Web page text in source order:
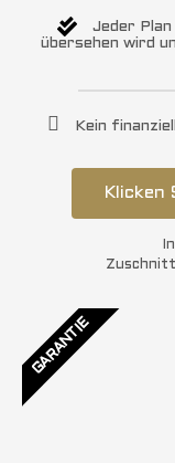
Jeder
übersehen wird
Kein
Klicken
GARANTIE